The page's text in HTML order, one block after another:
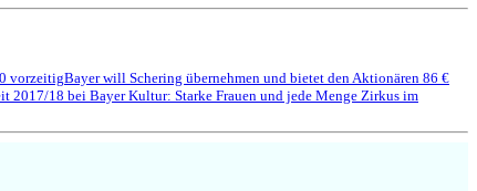
vorzeitigBayer will Schering übernehmen und bietet den Aktionären 86 €
2017/18 bei Bayer Kultur: Starke Frauen und jede Menge Zirkus im